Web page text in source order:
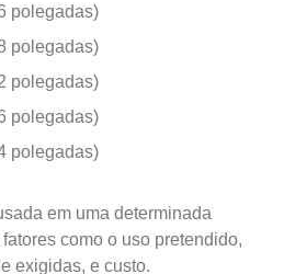
polegadas)
polegadas)
polegadas)
polegadas)
polegadas)
em uma determinada
como o uso pretendido,
exigidas, e custo.